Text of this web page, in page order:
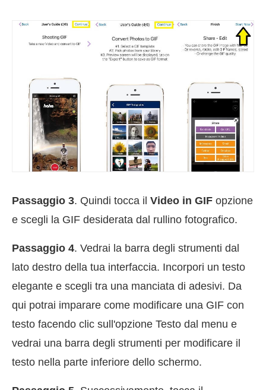
Passaggio 3. Quindi tocca il Video in GIF opzione
e scegli la GIF desiderata dal rullino fotografico.
Passaggio 4. Vedrai la barra degli strumenti dal
lato destro della tua interfaccia. Incorpori un testo
elegante e scegli tra una manciata di adesivi. Da
qui potrai imparare come modificare una GIF con
testo facendo clic sull'opzione Testo dal menu e
vedrai una barra degli strumenti per modificare il
testo nella parte inferiore dello schermo.